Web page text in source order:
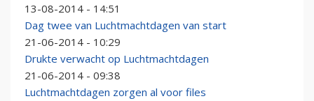
13-08-2014 - 14:51
Dag twee van Luchtmachtdagen van start
21-06-2014 - 10:29
Drukte verwacht op Luchtmachtdagen
21-06-2014 - 09:38
Luchtmachtdagen zorgen al voor files